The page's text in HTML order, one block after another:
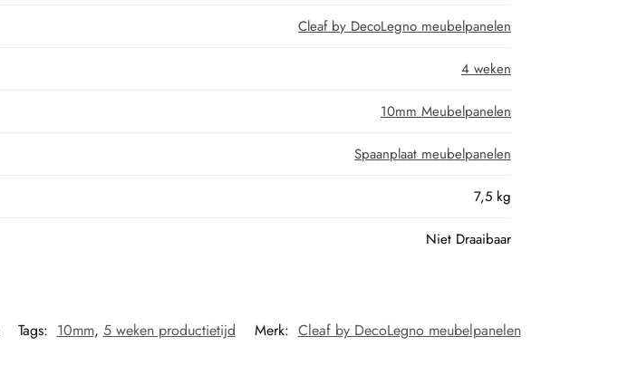
Cleaf by DecoLegno meubelpanelen
4 weken
10mm Meubelpanelen
Spaanplaat meubelpanelen
7,5 kg
Niet Draaibaar
Tags: 10mm, 5 weken productietijd Merk: Cleaf by DecoLegno meubelpanelen